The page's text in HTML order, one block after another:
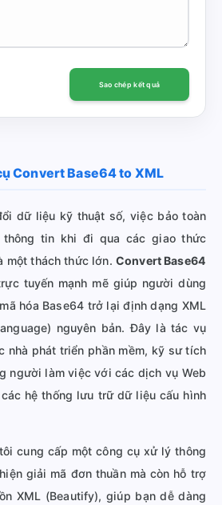
Sao chép kết quả
Convert Base64 to XML
dữ liệu kỹ thuật số, việc bảo toàn
thông tin khi đi qua các giao thức
một thách thức lớn. Convert Base64
tuyến mạnh mẽ giúp người dùng
hóa Base64 trở lại định dạng XML
nguyên bản. Đây là tác vụ
nhà phát triển phần mềm, kỹ sư tích
người làm việc với các dịch vụ Web
hệ thống lưu trữ dữ liệu cấu hình
cung cấp một công cụ xử lý thông
giải mã đơn thuần mà còn hỗ trợ
XML (Beautify), giúp bạn dễ dàng